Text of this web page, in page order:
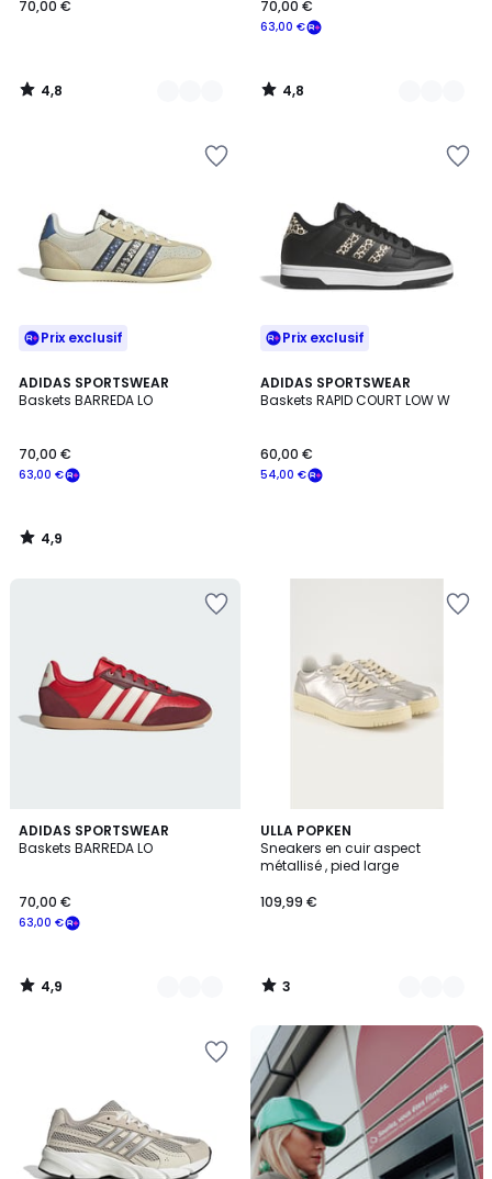
70,00 €
4,8
/
63,00 €
70,00 €
4,8
/
Prix exclusif
ADIDAS SPORTSWEAR
Baskets BARREDA LO
63,00 €
70,00 €
4,9
/ 5
4,9
/
Prix exclusif
ADIDAS SPORTSWEAR
Baskets RAPID COURT LOW W
54,00 €
60,00 €
ADIDAS SPORTSWEAR
Baskets BARREDA LO
63,00 €
70,00 €
4,9
/ 5
3
Couleurs
4,9
/
ULLA POPKEN
Sneakers en cuir aspect
métallisé , pied large
109,99 €
3
/
5
2
Couleurs
3
/
Nouveau
Livraison
en
Locker
Mondial
Relay